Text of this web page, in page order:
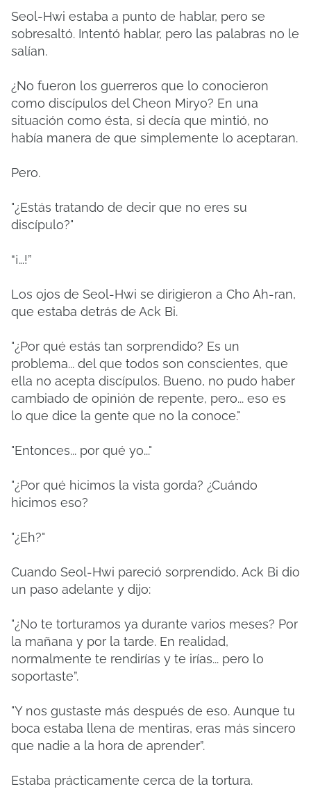
Seol-Hwi estaba a punto de hablar, pero se
sobresaltó. Intentó hablar, pero las palabras no le
salían.
¿No fueron los guerreros que lo conocieron
como discípulos del Cheon Miryo? En una
situación como ésta, si decía que mintió, no
había manera de que simplemente lo aceptaran.
Pero.
"¿Estás tratando de decir que no eres su
discípulo?"
“¡…!”
Los ojos de Seol-Hwi se dirigieron a Cho Ah-ran,
que estaba detrás de Ack Bi.
"¿Por qué estás tan sorprendido? Es un
problema... del que todos son conscientes, que
ella no acepta discípulos. Bueno, no pudo haber
cambiado de opinión de repente, pero... eso es
lo que dice la gente que no la conoce."
"Entonces... por qué yo..."
"¿Por qué hicimos la vista gorda? ¿Cuándo
hicimos eso?
"¿Eh?"
Cuando Seol-Hwi pareció sorprendido, Ack Bi dio
un paso adelante y dijo:
"¿No te torturamos ya durante varios meses? Por
la mañana y por la tarde. En realidad,
normalmente te rendirías y te irías... pero lo
soportaste”.
"Y nos gustaste más después de eso. Aunque tu
boca estaba llena de mentiras, eras más sincero
que nadie a la hora de aprender”.
Estaba prácticamente cerca de la tortura.